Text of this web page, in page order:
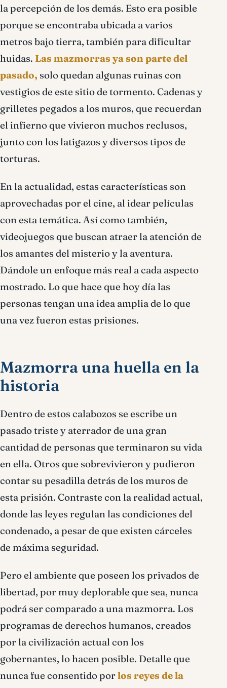
la percepción de los demás. Esto era posible
porque se encontraba ubicada a varios
metros bajo tierra, también para dificultar
huidas. Las mazmorras ya son parte del
pasado, solo quedan algunas ruinas con
vestigios de este sitio de tormento. Cadenas y
grilletes pegados a los muros, que recuerdan
el infierno que vivieron muchos reclusos,
junto con los latigazos y diversos tipos de
torturas.
En la actualidad, estas características son
aprovechadas por el cine, al idear películas
con esta temática. Así como también,
videojuegos que buscan atraer la atención de
los amantes del misterio y la aventura.
Dándole un enfoque más real a cada aspecto
mostrado. Lo que hace que hoy día las
personas tengan una idea amplia de lo que
una vez fueron estas prisiones.
Mazmorra una huella en la
historia
Dentro de estos calabozos se escribe un
pasado triste y aterrador de una gran
cantidad de personas que terminaron su vida
en ella. Otros que sobrevivieron y pudieron
contar su pesadilla detrás de los muros de
esta prisión. Contraste con la realidad actual,
donde las leyes regulan las condiciones del
condenado, a pesar de que existen cárceles
de máxima seguridad.
Pero el ambiente que poseen los privados de
libertad, por muy deplorable que sea, nunca
podrá ser comparado a una mazmorra. Los
programas de derechos humanos, creados
por la civilización actual con los
gobernantes, lo hacen posible. Detalle que
nunca fue consentido porlos reyes de la